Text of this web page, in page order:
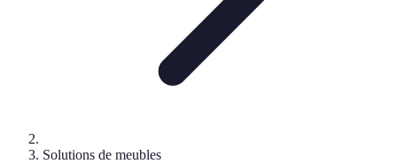
Solutions de meubles